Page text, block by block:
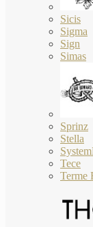
Sicis
Sigma
Sign
Simas
Sprinz
Stella
Tece
Terme